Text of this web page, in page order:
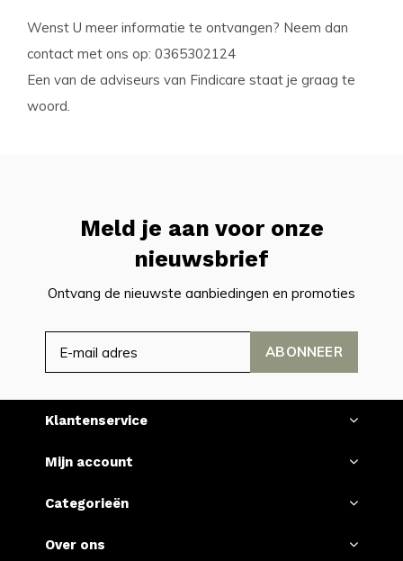
Wenst U meer informatie te ontvangen? Neem dan
contact met ons op: 0365302124
Een van de adviseurs van Findicare staat je graag te
woord.
Meld je aan voor onze
nieuwsbrief
Ontvang de nieuwste aanbiedingen en promoties
ABONNEER
Klantenservice
Mijn account
Categorieën
Over ons